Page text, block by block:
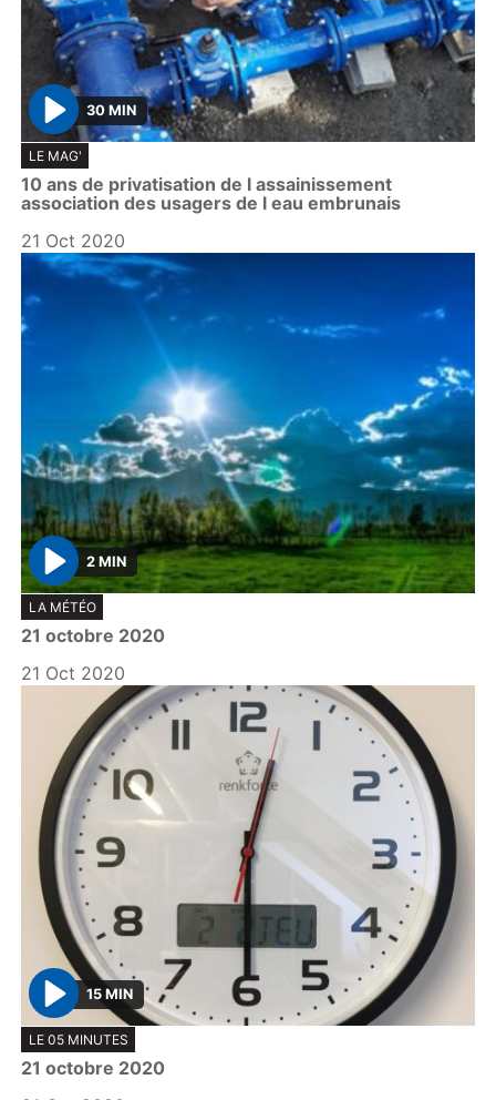
P
l
a
y
30 MIN
LE MAG'
10 ans de privatisation de l assainissement
association des usagers de l eau embrunais
21 Oct 2020
P
l
a
y
2 MIN
LA MÉTÉO
21 octobre 2020
21 Oct 2020
P
l
a
15 MIN
LE 05 MINUTES
21 octobre 2020